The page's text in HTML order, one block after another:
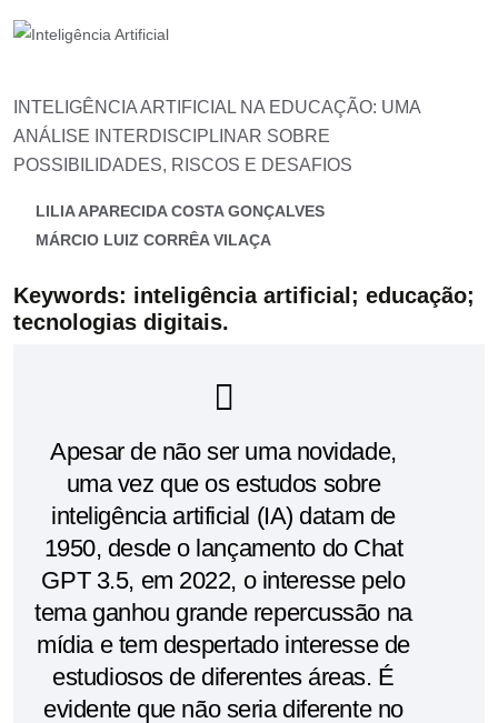
INTELIGÊNCIA ARTIFICIAL NA EDUCAÇÃO: UMA
ANÁLISE INTERDISCIPLINAR SOBRE
POSSIBILIDADES, RISCOS E DESAFIOS
LILIA APARECIDA COSTA GONÇALVES
MÁRCIO LUIZ CORRÊA VILAÇA
Keywords: inteligência artificial; educação;
tecnologias digitais.
Apesar de não ser uma novidade,
uma vez que os estudos sobre
inteligência artificial (IA) datam de
1950, desde o lançamento do Chat
GPT 3.5, em 2022, o interesse pelo
tema ganhou grande repercussão na
mídia e tem despertado interesse de
estudiosos de diferentes áreas. É
evidente que não seria diferente no